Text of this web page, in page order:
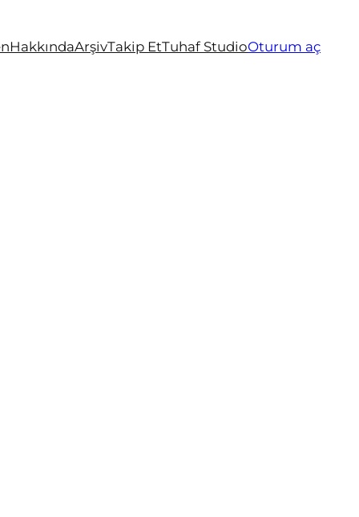
HakkındaArşivTakip EtTuhaf StudioOturum aç